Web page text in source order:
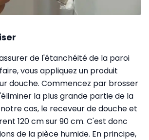
de l'étanchéité de la paroi
vous appliquez un produit
douche. Commencez par brosser
la plus grande partie de la
cas, le receveur de douche et
120 cm sur 90 cm. C'est donc
de la pièce humide. En principe,